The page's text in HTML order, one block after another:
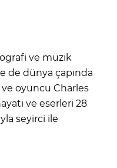
ve müzik
de dünya çapında
ve oyuncu Charles
ve eserleri 28
seyirci ile